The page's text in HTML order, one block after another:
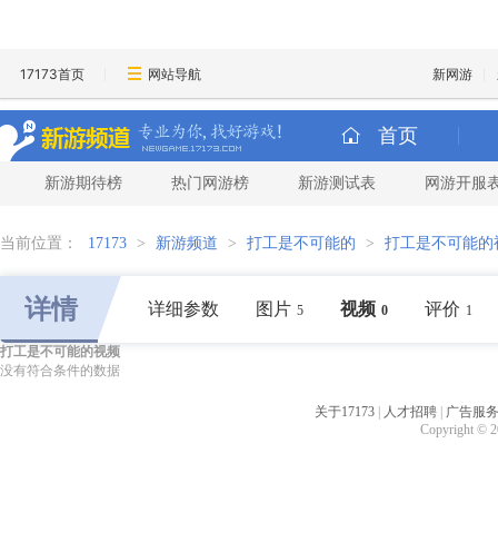
17173首页 网站导航 新网游
首页
新游期待榜 热门网游榜 新游测试表 网游开服
当前位置： 17173 > 新游频道 > 打工是不可能的 > 打工是不可能的
详情 详细参数 图片 5 视频 0 评价 1
打工是不可能的视频
没有符合条件的数据
关于17173 人才招聘
广告服务
Copyright ©